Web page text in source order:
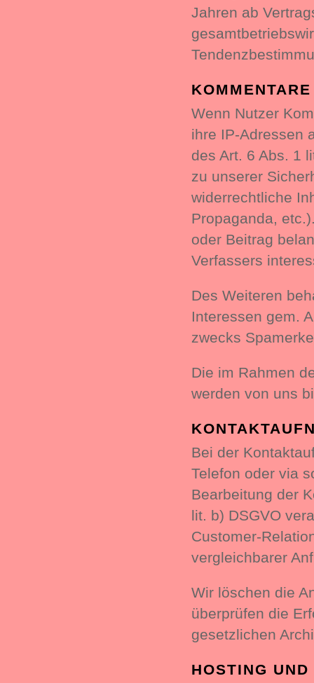
Jahren ab
Wenn Nutzer
ihre IP-Adressen
des Art. 6 Abs. 1
zu unserer
widerrechtliche
Propaganda,
oder Beitrag
Verfassers
Des Weiteren
Interessen gem.
zwecks
Die im Rahmen
werden von uns
Bei der
Telefon oder via
Bearbeitung der
lit. b) DSGVO
Customer-
vergleichbarer
Wir löschen die
überprüfen die
gesetzlichen
HOSTING